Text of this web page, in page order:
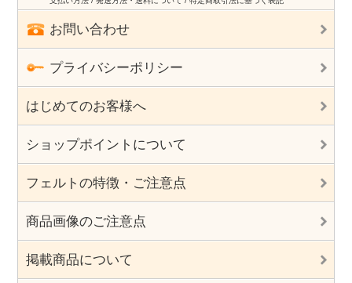
お問い合わせ
プライバシーポリシー
はじめてのお客様へ
ショップポイントについて
フェルトの特徴・ご注意点
商品画像のご注意点
掲載商品について